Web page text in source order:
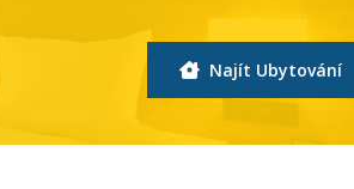
Najít Ubytování